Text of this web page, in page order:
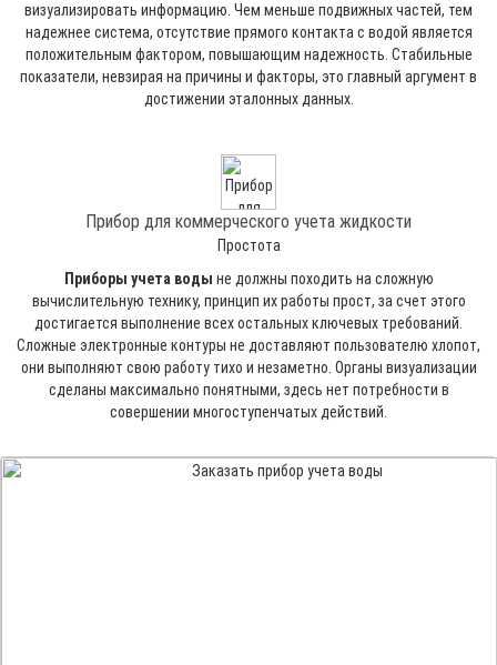
визуализировать информацию. Чем меньше подвижных частей, тем
надежнее система, отсутствие прямого контакта с водой является
положительным фактором, повышающим надежность. Стабильные
показатели, невзирая на причины и факторы, это главный аргумент в
достижении эталонных данных.
Прибор для коммерческого учета жидкости
Простота
Приборы учета воды не должны походить на сложную
вычислительную технику, принцип их работы прост, за счет этого
достигается выполнение всех остальных ключевых требований.
Сложные электронные контуры не доставляют пользователю хлопот,
они выполняют свою работу тихо и незаметно. Органы визуализации
сделаны максимально понятными, здесь нет потребности в
совершении многоступенчатых действий.